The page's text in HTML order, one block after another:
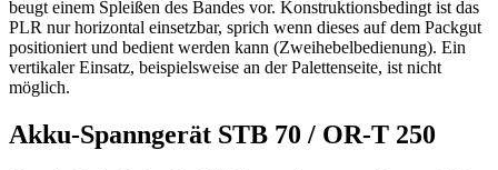
beugt einem Spleißen des Bandes vor. Konstruktionsbedingt ist das
PLR nur horizontal einsetzbar, sprich wenn dieses auf dem Packgut
positioniert und bedient werden kann (Zweihebelbedienung). Ein
vertikaler Einsatz, beispielsweise an der Palettenseite, ist nicht
möglich.
Akku-Spanngerät STB 70 / OR-T 250